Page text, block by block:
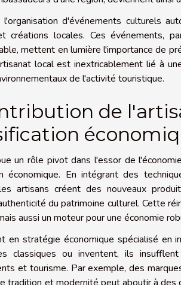
l'organisation d'événements culturels
créations locales. Ces événements,
mettent en lumière l'importance de
local est inextricablement lié à
de l'activité touristique.
de
un rôle pivot dans l'essor de
économique. En intégrant des
artisans créent des nouveaux
du patrimoine culturel. Cette
aussi un moteur pour une économie
en stratégie économique spécialisé en
classiques ou inventent, ils
et tourisme. Par exemple, des